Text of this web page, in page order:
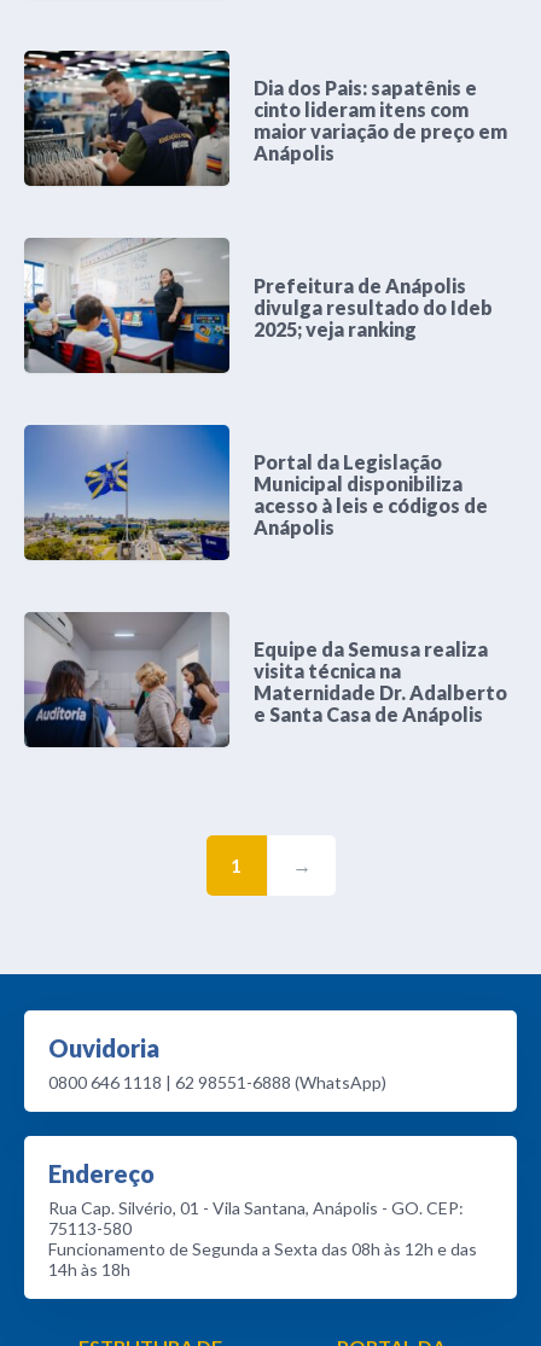
Dia dos Pais: sapatênis e
cinto lideram itens com
maior variação de preço em
Anápolis
Prefeitura de Anápolis
divulga resultado do Ideb
2025; veja ranking
Portal da Legislação
Municipal disponibiliza
acesso à leis e códigos de
Anápolis
Equipe da Semusa realiza
visita técnica na
Maternidade Dr. Adalberto
e Santa Casa de Anápolis
1 →
Ouvidoria
0800 646 1118 | 62 98551-6888 (WhatsApp)
Endereço
Rua Cap. Silvério, 01 - Vila Santana, Anápolis - GO. CEP:
75113-580
Funcionamento de Segunda a Sexta das 08h às 12h e das
14h às 18h